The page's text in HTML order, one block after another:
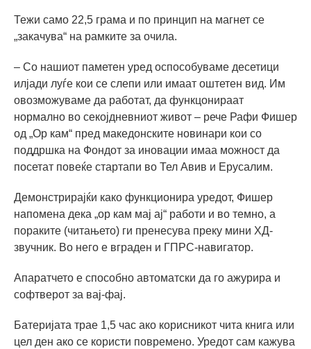
Тежи само 22,5 грама и по принцип на магнет се
„закачува“ на рамките за очила.
– Со нашиот паметен уред оспособуваме десетици
илјади луѓе кои се слепи или имаат оштетен вид. Им
овозможуваме да работат, да функцонираат
нормално во секојдневниот живот – рече Рафи Фишер
од „Ор кам“ пред македонските новинари кои со
поддршка на Фондот за иновации имаа можност да
посетат повеќе стартапи во Тел Авив и Ерусалим.
Демонстрирајќи како функционира уредот, Фишер
напомена дека „ор кам мај ај“ работи и во темно, а
пораките (читањето) ги пренесува преку мини ХД-
звучник. Во него е вграден и ГПРС-навигатор.
Апаратчето е способно автоматски да го ажурира и
софтверот за вај-фај.
Батеријата трае 1,5 час ако корисникот чита книга или
цел ден ако се користи повремено. Уредот сам кажува